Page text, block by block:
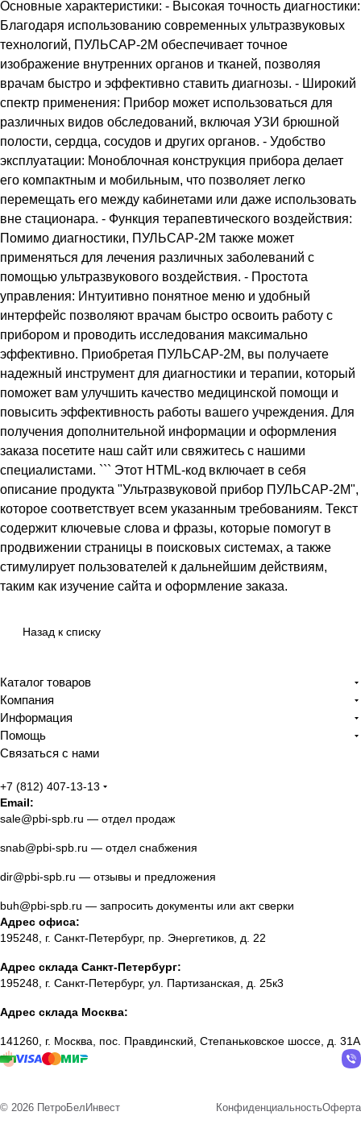
Основные характеристики: - Высокая точность диагностики:
Благодаря использованию современных ультразвуковых
технологий, ПУЛЬСАР-2М обеспечивает точное
изображение внутренних органов и тканей, позволяя
врачам быстро и эффективно ставить диагнозы. - Широкий
спектр применения: Прибор может использоваться для
различных видов обследований, включая УЗИ брюшной
полости, сердца, сосудов и других органов. - Удобство
эксплуатации: Моноблочная конструкция прибора делает
его компактным и мобильным, что позволяет легко
перемещать его между кабинетами или даже использовать
вне стационара. - Функция терапевтического воздействия:
Помимо диагностики, ПУЛЬСАР-2М также может
применяться для лечения различных заболеваний с
помощью ультразвукового воздействия. - Простота
управления: Интуитивно понятное меню и удобный
интерфейс позволяют врачам быстро освоить работу с
прибором и проводить исследования максимально
эффективно. Приобретая ПУЛЬСАР-2М, вы получаете
надежный инструмент для диагностики и терапии, который
поможет вам улучшить качество медицинской помощи и
повысить эффективность работы вашего учреждения. Для
получения дополнительной информации и оформления
заказа посетите наш сайт или свяжитесь с нашими
специалистами. ``` Этот HTML-код включает в себя
описание продукта "Ультразвуковой прибор ПУЛЬСАР-2М",
которое соответствует всем указанным требованиям. Текст
содержит ключевые слова и фразы, которые помогут в
продвижении страницы в поисковых системах, а также
стимулирует пользователей к дальнейшим действиям,
таким как изучение сайта и оформление заказа.
Назад к списку
Каталог товаров
Компания
Информация
Помощь
Связаться с нами
+7 (812) 407-13-13
Email:
sale@pbi-spb.ru — отдел продаж
snab@pbi-spb.ru — отдел снабжения
dir@pbi-spb.ru — отзывы и предложения
buh@pbi-spb.ru — запросить документы или акт сверки
Адрес офиса:
195248, г. Санкт-Петербург, пр. Энергетиков, д. 22
Адрес склада Санкт-Петербург:
195248, г. Санкт-Петербург, ул. Партизанская, д. 25к3
Адрес склада Москва:
141260, г. Москва, пос. Правдинский, Степаньковское шоссе, д. 31А
© 2026 ПетроБелИнвест КонфиденциальностьОферта